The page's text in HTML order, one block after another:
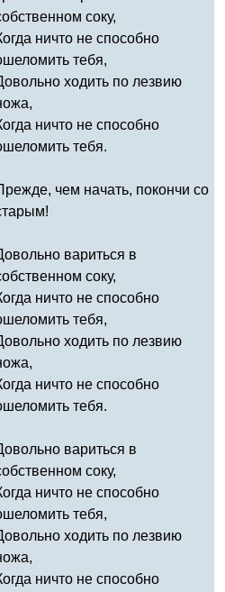
соку,
ничто не способно
тебя,
ходить по лезвию
ничто не способно
тебя.
чем начать, покончи со
вариться в
соку,
ничто не способно
тебя,
ходить по лезвию
ничто не способно
тебя.
вариться в
соку,
ничто не способно
тебя,
ходить по лезвию
ничто не способно